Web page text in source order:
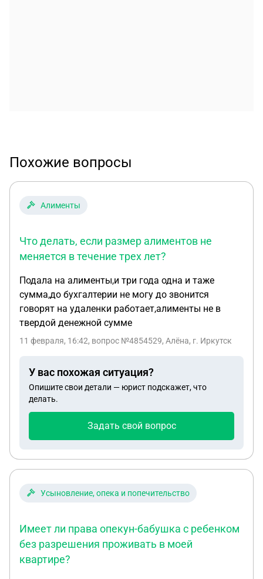
Похожие вопросы
Алименты
Что делать, если размер алиментов не
меняется в течение трех лет?
Подала на алименты,и три года одна и таже
сумма,до бухгалтерии не могу до звонится
говорят на удаленки работает,алименты не в
твердой денежной сумме
11 февраля, 16:42, вопрос №4854529, Алёна, г. Иркутск
У вас похожая ситуация?
Опишите свои детали — юрист подскажет, что
делать.
Задать свой вопрос
Усыновление, опека и попечительство
Имеет ли права опекун-бабушка с ребенком
без разрешения проживать в моей
квартире?